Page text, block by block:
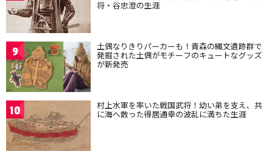
将・谷忠澄の生涯
9 土偶なりきりパーカーも！青森の縄文遺跡群で
発掘された土偶がモチーフのキュートなグッズ
が新発売
10 村上水軍を率いた戦国武将！幼い弟を支え、共
に海へ散った得居通幸の波乱に満ちた生涯